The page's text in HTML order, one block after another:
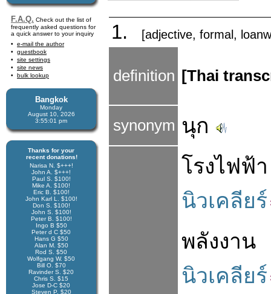
F.A.Q. Check out the list of
frequently asked questions for
a quick answer to your inquiry
e-mail the author
guestbook
site settings
site news
bulk lookup
Bangkok
Monday
August 10, 2026
3:55:02 pm
Thanks for your
recent donations!
Narisa N. $+++!
John A. $+++!
Paul S. $100!
Mike A. $100!
Eric B. $100!
John Karl L. $100!
Don S. $100!
John S. $100!
Peter B. $100!
Ingo B $50
Peter d C $50
Hans G $50
Alan M. $50
Rod S. $50
Wolfgang W. $50
Bill O. $70
Ravinder S. $20
Chris S. $15
Jose D-C $20
Steven P. $20
1. [adjective, formal,
definition [Thai
synonym นุก
โรงไฟฟ้า
นิวเคลียร์
พลังงาน
นิวเคลียร์